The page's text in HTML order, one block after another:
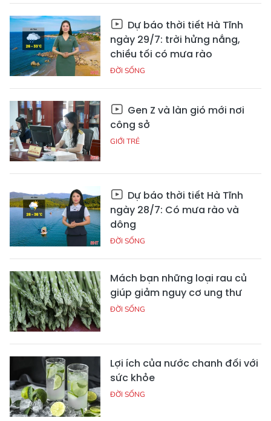
Dự báo thời tiết Hà Tĩnh
ngày 29/7: trời hửng nắng,
chiều tối có mưa rào
ĐỜI SỐNG
Gen Z và làn gió mới nơi
công sở
GIỚI TRẺ
Dự báo thời tiết Hà Tĩnh
ngày 28/7: Có mưa rào và
dông
ĐỜI SỐNG
Mách bạn những loại rau củ
giúp giảm nguy cơ ung thư
ĐỜI SỐNG
Lợi ích của nước chanh đối với
sức khỏe
ĐỜI SỐNG